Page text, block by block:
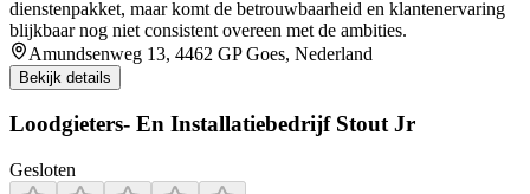
dienstenpakket, maar komt de betrouwbaarheid en klantenervaring
blijkbaar nog niet consistent overeen met de ambities.
Amundsenweg 13, 4462 GP Goes, Nederland
Bekijk details
Loodgieters- En Installatiebedrijf Stout Jr
Gesloten